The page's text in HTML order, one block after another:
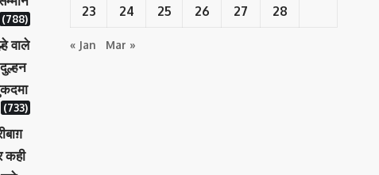
(788)
वाले
(733)
कही
23 24 25 26 27 28
« Jan Mar »